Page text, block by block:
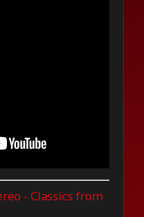
- Classics from